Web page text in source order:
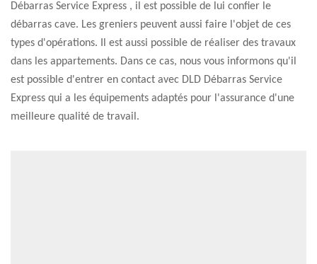
Débarras Service Express , il est possible de lui confier le
débarras cave. Les greniers peuvent aussi faire l'objet de ces
types d'opérations. Il est aussi possible de réaliser des travaux
dans les appartements. Dans ce cas, nous vous informons qu'il
est possible d'entrer en contact avec DLD Débarras Service
Express qui a les équipements adaptés pour l'assurance d'une
meilleure qualité de travail.